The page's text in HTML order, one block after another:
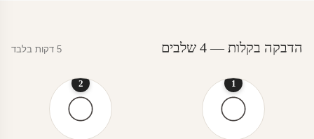
הדבקה בקלות — 4 שלבים 5 דקות בלבד
1
2